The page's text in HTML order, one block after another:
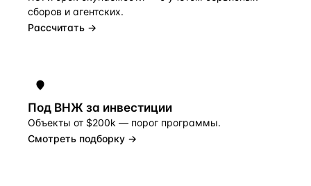
сборов и агентских.
Рассчитать →
Под ВНЖ за инвестиции
Объекты от $200k — порог программы.
Смотреть подборку →